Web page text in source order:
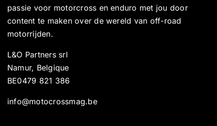
passie voor motorcross en enduro met jou door
content te maken over de wereld van off-road
motorrijden.
L&O Partners srl
Namur, Belgique
BE0479 821 386
info@motocrossmag.be